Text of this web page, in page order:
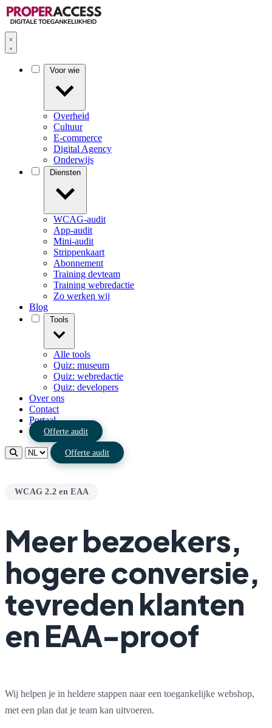
Overheid
Cultuur
E-commerce
Digital Agency
Onderwijs
WCAG-audit
App-audit
Mini-audit
Strippenkaart
Abonnement
Training devteam
Training webredactie
Zo werken wij
Blog
Alle tools
Quiz: museum
Quiz: webredactie
Quiz: developers
Over ons
Contact
Portaal
Offerte audit
Offerte audit
WCAG 2.2 en EAA
Meer bezoekers,
hogere conversie,
tevreden klanten
en EAA-proof
Wij helpen je in heldere stappen naar een toegankelijke webshop,
met een plan dat je team kan uitvoeren.